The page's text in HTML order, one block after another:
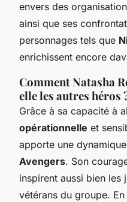
envers des
ainsi que ses
personnages tels que
enrichissent encore
Comment Natasha
elle les autres héros
Grâce à sa capacité à
opérationnelle et
apporte une
Avengers. Son
inspirent aussi bien les
vétérans du groupe.